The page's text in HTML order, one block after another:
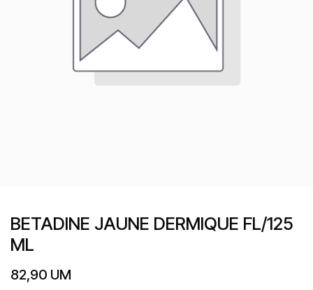
BETADINE JAUNE DERMIQUE FL/125
ML
82,90 UM